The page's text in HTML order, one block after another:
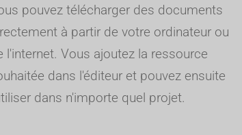
pouvez télécharger des documents
à partir de votre ordinateur ou
l'internet. Vous ajoutez la ressource
dans l'éditeur et pouvez ensuite
dans n'importe quel projet.